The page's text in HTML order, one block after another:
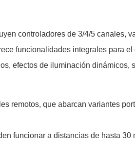
controladores de 3/4/5 canales,
funcionalidades integrales para
efectos de iluminación dinámicos,
remotos, que abarcan variantes
funcionar a distancias de hasta 30